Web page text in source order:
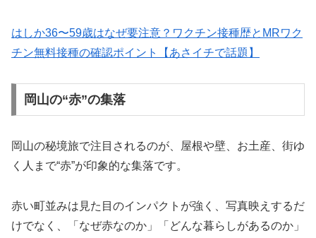
はしか36〜59歳はなぜ要注意？ワクチン接種歴とMRワク
チン無料接種の確認ポイント【あさイチで話題】
岡山の“赤”の集落
岡山の秘境旅で注目されるのが、屋根や壁、お土産、街ゆ
く人まで“赤”が印象的な集落です。
赤い町並みは見た目のインパクトが強く、写真映えするだ
けでなく、「なぜ赤なのか」「どんな暮らしがあるのか」